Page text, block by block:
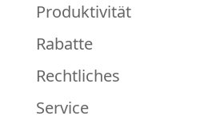
Produktivität
Rabatte
Rechtliches
Service